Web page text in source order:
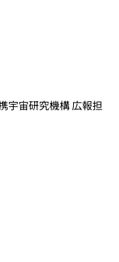
宇宙研究機構 広報担